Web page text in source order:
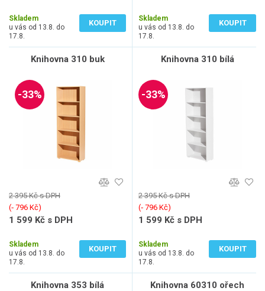
Skladem
u vás od 13.8. do
17.8.
KOUPIT
Skladem
u vás od 13.8. do
17.8.
KOUPIT
Knihovna 310 buk
-33%
2 395 Kč s DPH
(‐ 796 Kč)
1 599 Kč s DPH
Skladem
u vás od 13.8. do
17.8.
KOUPIT
Knihovna 310 bílá
-33%
2 395 Kč s DPH
(‐ 796 Kč)
1 599 Kč s DPH
Skladem
u vás od 13.8. do
17.8.
KOUPIT
Knihovna 353 bílá Knihovna 60310 ořech